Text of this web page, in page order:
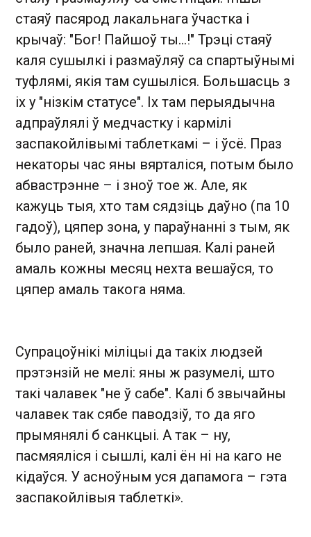
стаяў пасярод лакальнага ўчастка і
крычаў: "Бог! Пайшоў ты...!" Трэці стаяў
каля сушылкі і размаўляў са спартыўнымі
туфлямі, якія там сушыліся. Большасць з
іх у "нізкім статусе". Іх там перыядычна
адпраўлялі ў медчастку і кармілі
заспакойлівымі таблеткамі – і ўсё. Праз
некаторы час яны вярталіся, потым было
абвастрэнне – і зноў тое ж. Але, як
кажуць тыя, хто там сядзіць даўно (па 10
гадоў), цяпер зона, у параўнанні з тым, як
было раней, значна лепшая. Калі раней
амаль кожны месяц нехта вешаўся, то
цяпер амаль такога няма.
Супрацоўнікі міліцыі да такіх людзей
прэтэнзій не мелі: яны ж разумелі, што
такі чалавек "не ў сабе". Калі б звычайны
чалавек так сябе паводзіў, то да яго
прымянялі б санкцыі. А так – ну,
пасмяяліся і сышлі, калі ён ні на каго не
кідаўся. У асноўным уся дапамога – гэта
заспакойлівыя таблеткі».